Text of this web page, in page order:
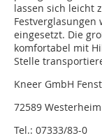
lassen sich leicht
Festverglasungen
eingesetzt. Die
komfortabel mit
Stelle
Kneer GmbH
72589 Westerheim
Tel.: 07333/83-0